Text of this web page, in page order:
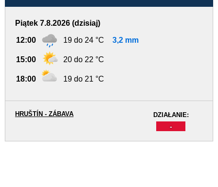
Piątek 7.8.2026 (dzisiaj)
12:00 19 do 24 °C 3,2 mm
15:00 20 do 22 °C
18:00 19 do 21 °C
DZIAŁANIE:
-
HRUŠTÍN - ZÁBAVA